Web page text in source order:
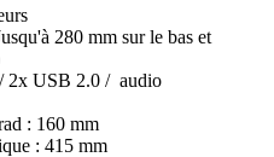
280 mm sur le bas et
2x USB 2.0 / audio
: 160 mm
: 415 mm